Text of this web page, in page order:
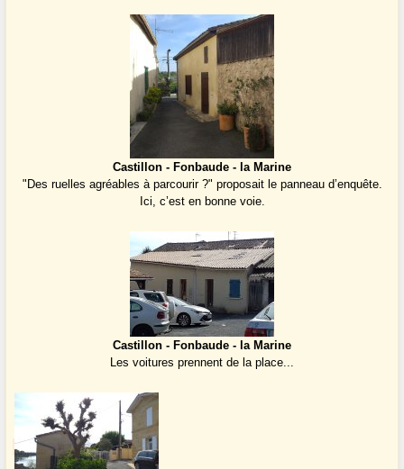
Castillon - Fonbaude - la Marine
"Des ruelles agréables à parcourir ?" proposait le panneau d’enquête.
Ici, c’est en bonne voie.
Castillon - Fonbaude - la Marine
Les voitures prennent de la place...